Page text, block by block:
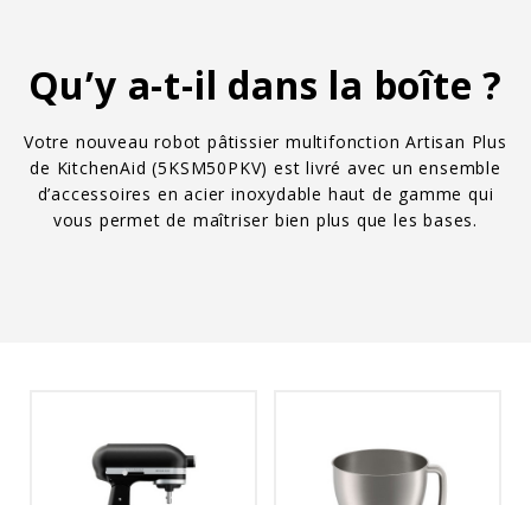
Qu’y a-t-il dans la boîte ?
Votre nouveau robot pâtissier multifonction Artisan Plus
de KitchenAid (5KSM50PKV) est livré avec un ensemble
d’accessoires en acier inoxydable haut de gamme qui
vous permet de maîtriser bien plus que les bases.